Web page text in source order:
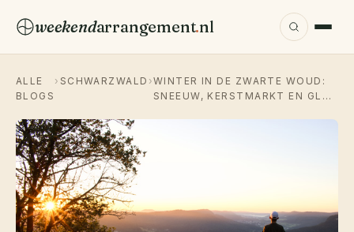
weekendarrangement.nl
ALLE
BLOGS
› SCHWARZWALD ›WINTER IN DE ZWARTE WOUD:
SNEEUW, KERSTMARKT EN GL…